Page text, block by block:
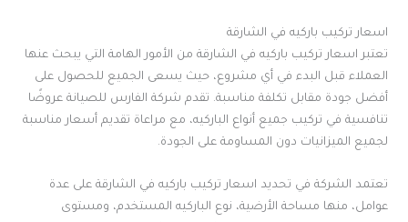
اسعار تركيب باركيه في الشارقة
تعتبر اسعار تركيب باركيه في الشارقة من الأمور الهامة التي يبحث عنها
العملاء قبل البدء في أي مشروع، حيث يسعى الجميع للحصول على
أفضل جودة مقابل تكلفة مناسبة. تقدم شركة الفارس للصيانة عروضًا
تنافسية في تركيب جميع أنواع الباركيه، مع مراعاة تقديم أسعار مناسبة
لجميع الميزانيات دون المساومة على الجودة.
تعتمد الشركة في تحديد اسعار تركيب باركيه في الشارقة على عدة
عوامل، منها مساحة الأرضية، نوع الباركيه المستخدم، ومستوى